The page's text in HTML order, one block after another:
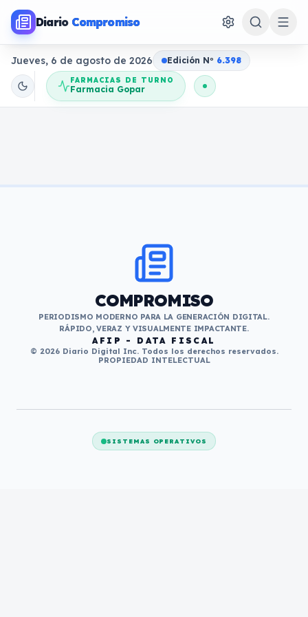
Diario Compromiso
Jueves, 6 de agosto de 2026 Edición No 6.398
FARMACIAS DE TURNO
Farmacia Gopar
COMPROMISO
PERIODISMO MODERNO PARA LA GENERACIÓN DIGITAL.
RÁPIDO, VERAZ Y VISUALMENTE IMPACTANTE.
AFIP - DATA FISCAL
© 2026 Diario Digital Inc. Todos los derechos reservados.
PROPIEDAD INTELECTUAL
SISTEMAS OPERATIVOS